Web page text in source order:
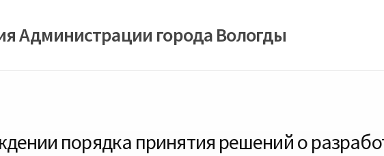
Администрации города Вологды
порядка принятия решений о